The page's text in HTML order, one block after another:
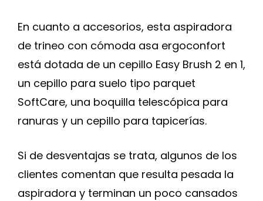
En cuanto a accesorios, esta aspiradora
de trineo con cómoda asa ergoconfort
está dotada de un cepillo Easy Brush 2 en 1,
un cepillo para suelo tipo parquet
SoftCare, una boquilla telescópica para
ranuras y un cepillo para tapicerías.
Si de desventajas se trata, algunos de los
clientes comentan que resulta pesada la
aspiradora y terminan un poco cansados